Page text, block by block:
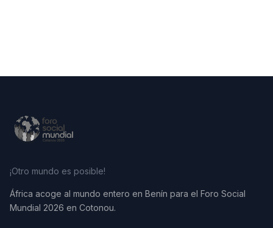
¡Otro mundo es posible!
África acoge al mundo entero en Benín para el Foro Social
Mundial 2026 en Cotonou.